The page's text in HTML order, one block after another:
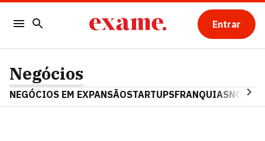
Entrar
Negócios
NEGÓCIOS EM EXPANSÃOSTARTUPSFRANQUIAS